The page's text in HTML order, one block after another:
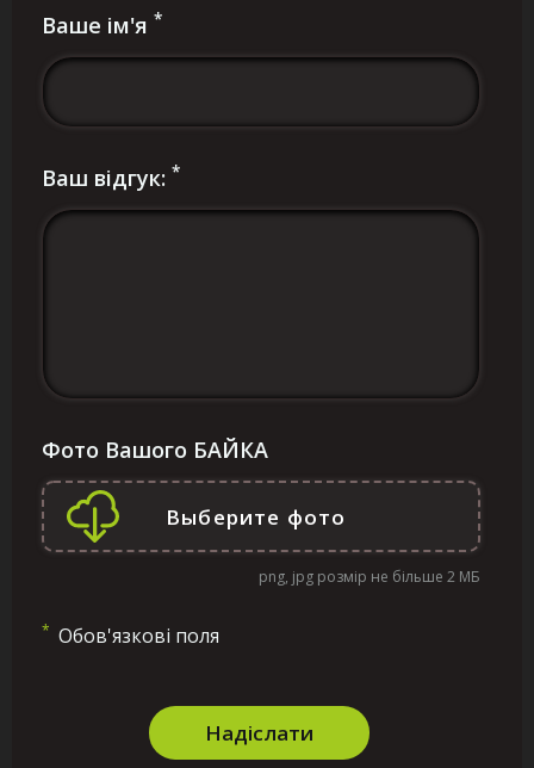
Ваше ім'я *
Ваш відгук: *
Фото Вашого БАЙКА
png, jpg розмір не більше 2 МБ
* Обов'язкові поля
Надіслати